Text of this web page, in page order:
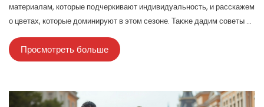
материалам, которые подчеркивают индивидуальность, и расскажем
о цветах, которые доминируют в этом сезоне. Также дадим советы по
выбору моделей для разных типов фигуры.
Просмотреть больше